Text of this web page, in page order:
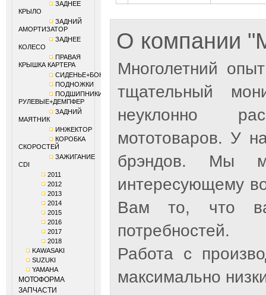
ЗАДНЕЕ
КРЫЛО
ЗАДНИЙ
АМОРТИЗАТОР
ЗАДНЕЕ
КОЛЕСО
ПРАВАЯ
КРЫШКА КАРТЕРА
СИДЕНЬЕ+БОКОВИНЫ
ПОДНОЖКИ
ПОДШИПНИКИ
РУЛЕВЫЕ+ДЕМПФЕР
ЗАДНИЙ
МАЯТНИК
ИНЖЕКТОР
КОРОБКА
СКОРОСТЕЙ
ЗАЖИГАНИЕ
CDI
2011
2012
2013
2014
2015
2016
2017
2018
KAWASAKI
SUZUKI
YAMAHA
МОТОФОРМА
ЗАПЧАСТИ
О компании
Многолетний
тщательный
неуклонно
мототоваров. У
брэндов. Мы
интересующему
Вам то, что
потребностей.
Работа с
максимально